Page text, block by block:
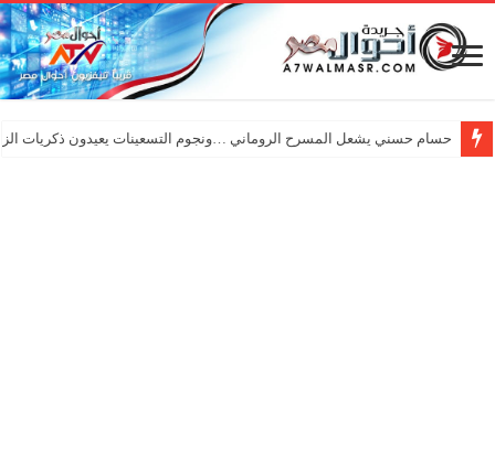
حسام حسني يشعل المسرح الروماني …ونجوم التسعينات يعيدون ذكريات